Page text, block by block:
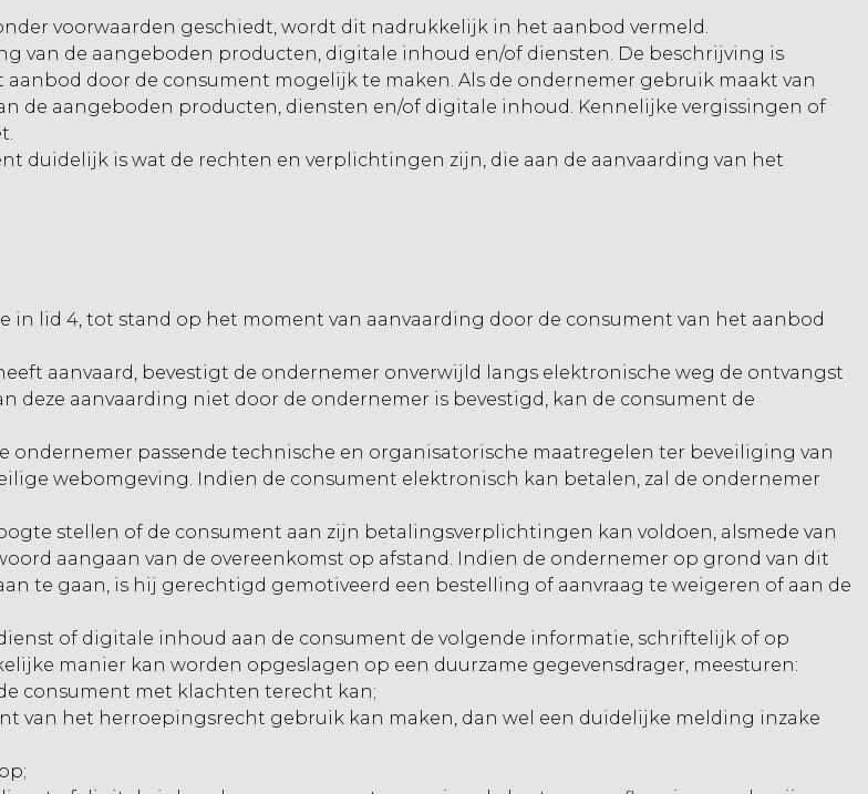
voorwaarden geschiedt, wordt dit nadrukkelijk in het aanbod vermeld.
van de aangeboden producten, digitale inhoud en/of diensten. De beschrijving is
door de consument mogelijk te maken. Als de ondernemer gebruik maakt van
de aangeboden producten, diensten en/of digitale inhoud. Kennelijke vergissingen of
duidelijk is wat de rechten en verplichtingen zijn, die aan de aanvaarding van het
in lid 4, tot stand op het moment van aanvaarding door de consument van het aanbod
aanvaard, bevestigt de ondernemer onverwijld langs elektronische weg de ontvangst
deze aanvaarding niet door de ondernemer is bevestigd, kan de consument de
ondernemer passende technische en organisatorische maatregelen ter beveiliging van
webomgeving. Indien de consument elektronisch kan betalen, zal de ondernemer
stellen of de consument aan zijn betalingsverplichtingen kan voldoen, alsmede van
aangaan van de overeenkomst op afstand. Indien de ondernemer op grond van dit
te gaan, is hij gerechtigd gemotiveerd een bestelling of aanvraag te weigeren of aan de
of digitale inhoud aan de consument de volgende informatie, schriftelijk of op
manier kan worden opgeslagen op een duurzame gegevensdrager, meesturen:
consument met klachten terecht kan;
van het herroepingsrecht gebruik kan maken, dan wel een duidelijke melding inzake